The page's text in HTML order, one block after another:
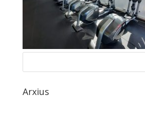
Arxius